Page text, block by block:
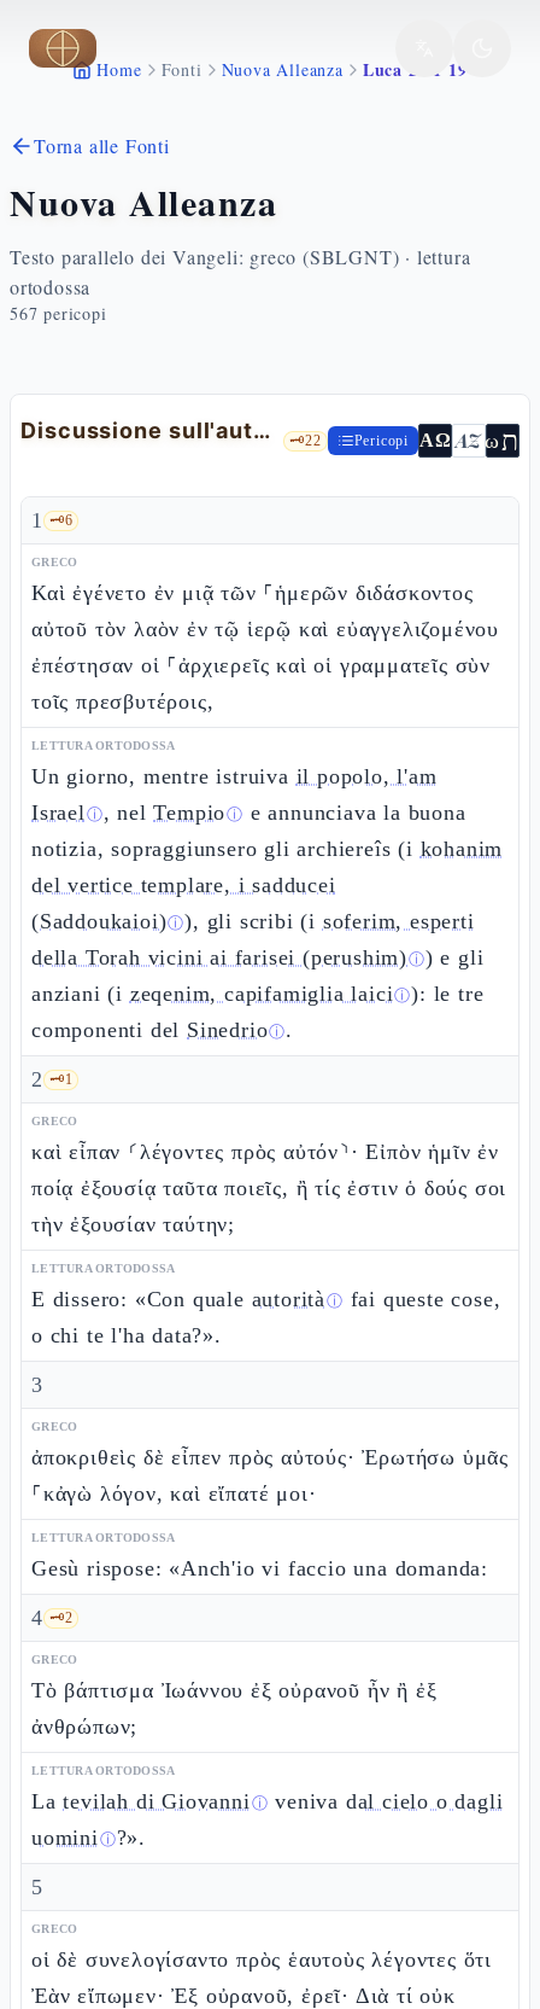
Vai al contenuto principale
Home Fonti Nuova Alleanza Luca 20 1 19
Torna alle Fonti
Nuova Alleanza
Testo parallelo dei Vangeli: greco (SBLGNT) · lettura
ortodossa
567 pericopi
Discussione sull'autorità di Gesù e parabola dei vignaioli omicidi 🗝️22 Pericopi ΑΩ AZωת
1 🗝️6
GRECO
Καὶ ἐγένετο ἐν μιᾷ τῶν ⸀ἡμερῶν διδάσκοντος
αὐτοῦ τὸν λαὸν ἐν τῷ ἱερῷ καὶ εὐαγγελιζομένου
ἐπέστησαν οἱ ⸀ἀρχιερεῖς καὶ οἱ γραμματεῖς σὺν
τοῖς πρεσβυτέροις,
LETTURA ORTODOSSA
Un giorno, mentre istruiva il popolo, l'am
Israelⓘ, nelTempioⓘ e annunciava la buona
notizia, sopraggiunsero gli archiereîs (i kohanim
del vertice templare, i sadducei
(Saddoukaioi)ⓘ), gli scribi (i soferim, esperti
della Torah vicini ai farisei (perushim)ⓘ) e gli
anziani (i zeqenim, capifamiglia laiciⓘ): le tre
componenti del Sinedrioⓘ.
2 🗝️1
GRECO
καὶ εἶπαν ⸂λέγοντες πρὸς αὐτόν⸃· Εἰπὸν ἡμῖν ἐν
ποίᾳ ἐξουσίᾳ ταῦτα ποιεῖς, ἢ τίς ἐστιν ὁ δούς σοι
τὴν ἐξουσίαν ταύτην;
LETTURA ORTODOSSA
E dissero: «Con quale autoritàⓘ fai queste cose,
o chi te l'ha data?».
3
GRECO
ἀποκριθεὶς δὲ εἶπεν πρὸς αὐτούς· Ἐρωτήσω ὑμᾶς
⸀κἀγὼ λόγον, καὶ εἴπατέ μοι·
LETTURA ORTODOSSA
Gesù rispose: «Anch'io vi faccio una domanda:
4 🗝️2
GRECO
Τὸ βάπτισμα Ἰωάννου ἐξ οὐρανοῦ ἦν ἢ ἐξ
ἀνθρώπων;
LETTURA ORTODOSSA
Latevilah di Giovanniⓘ veniva dal cielo o dagli
uominiⓘ?».
5
GRECO
οἱ δὲ συνελογίσαντο πρὸς ἑαυτοὺς λέγοντες ὅτι
Ἐὰν εἴπωμεν· Ἐξ οὐρανοῦ, ἐρεῖ· Διὰ τί οὐκ